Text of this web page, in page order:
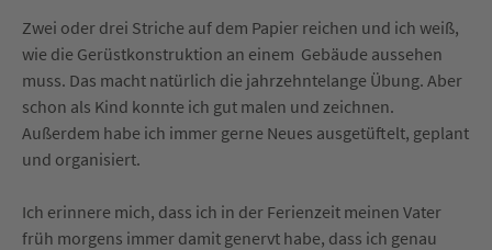
Zwei oder drei Striche auf dem Papier reichen und ich weiß,
wie die Gerüstkonstruktion an einem Gebäude aussehen
muss. Das macht natürlich die jahrzehntelange Übung. Aber
schon als Kind konnte ich gut malen und zeichnen.
Außerdem habe ich immer gerne Neues ausgetüftelt, geplant
und organisiert.
Ich erinnere mich, dass ich in der Ferienzeit meinen Vater
früh morgens immer damit genervt habe, dass ich genau